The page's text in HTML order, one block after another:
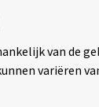
van de
variëren